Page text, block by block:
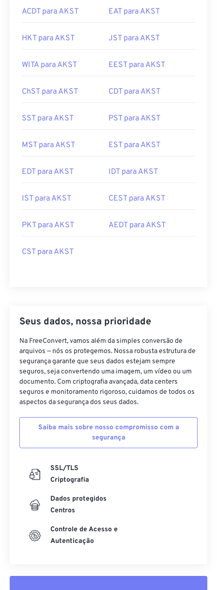
ACDT para AKST EAT para AKST
HKT para AKST JST para AKST
WITA para AKST EEST para AKST
ChST para AKST CDT para AKST
SST para AKST PST para AKST
MST para AKST EST para AKST
EDT para AKST IDT para AKST
IST para AKST CEST para AKST
PKT para AKST AEDT para AKST
CST para AKST
Seus dados, nossa prioridade
Na FreeConvert, vamos além da simples conversão de
arquivos — nós os protegemos. Nossa robusta estrutura de
segurança garante que seus dados estejam sempre
seguros, seja convertendo uma imagem, um vídeo ou um
documento. Com criptografia avançada, data centers
seguros e monitoramento rigoroso, cuidamos de todos os
aspectos da segurança dos seus dados.
Saiba mais sobre nosso compromisso com a
segurança
SSL/TLS
Criptografia
Dados protegidos
Centros
Controle de Acesso e
Autenticação